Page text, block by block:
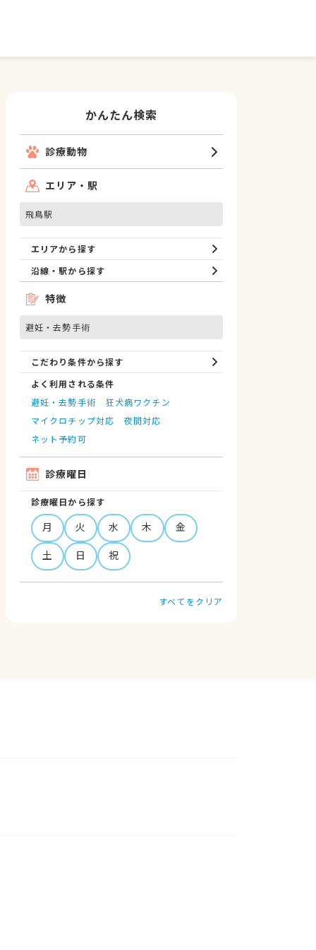
かんたん検索
診療動物
エリア・駅
飛鳥駅
エリアから探す
沿線・駅から探す
特徴
避妊・去勢手術
こだわり条件から探す
よく利用される条件
避妊・去勢手術
狂犬病ワクチン
マイクロチップ対応
夜間対応
ネット予約可
診療曜日
診療曜日から探す
月 火 水 木
金
土
日 祝
すべてをクリア